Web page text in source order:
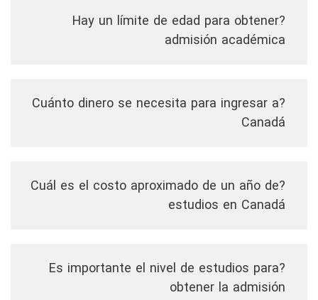
?Hay un límite de edad para obtener
admisión académica
?Cuánto dinero se necesita para ingresar a
Canadá
?Cuál es el costo aproximado de un año de
estudios en Canadá
?Es importante el nivel de estudios para
obtener la admisión